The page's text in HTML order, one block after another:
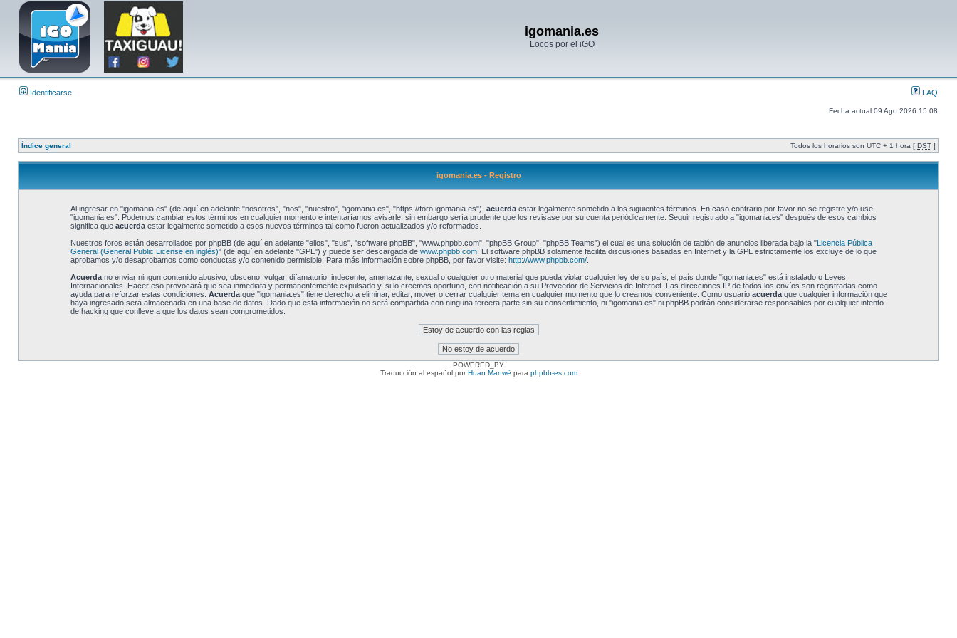
igomania.es
Locos por el iGO
Identificarse FAQ
Fecha actual 09 Ago 2026 15:08
Índice general Todos los horarios son UTC + 1 hora [ DST ]
igomania.es - Registro
Al ingresar en "igomania.es" (de aquí en adelante "nosotros", "nos", "nuestro", "igomania.es", "https://foro.igomania.es"), acuerdaestar legalmente sometido a los siguientes términos. En caso contrario por favor no se registre y/o use
"igomania.es". Podemos cambiar estos términos en cualquier momento e intentaríamos avisarle, sin embargo sería prudente que los revisase por su cuenta periódicamente. Seguir registrado a "igomania.es" después de esos cambios
significa que acuerdaestar legalmente sometido a esos nuevos términos tal como fueron actualizados y/o reformados.
Nuestros foros están desarrollados por phpBB (de aquí en adelante "ellos", "sus", "software phpBB", "www.phpbb.com", "phpBB Group", "phpBB Teams") el cual es una solución de tablón de anuncios liberada bajo la "Licencia Pública
General (General Public License en inglés)" (de aquí en adelante "GPL") y puede ser descargada de www.phpbb.com. El software phpBB solamente facilita discusiones basadas en Internet y la GPL estrictamente los excluye de lo que
aprobamos y/o desaprobamos como conductas y/o contenido permisible. Para más información sobre phpBB, por favor visite: http://www.phpbb.com/.
Acuerdano enviar ningun contenido abusivo, obsceno, vulgar, difamatorio, indecente, amenazante, sexual o cualquier otro material que pueda violar cualquier ley de su país, el país donde "igomania.es" está instalado o Leyes
Internacionales. Hacer eso provocará que sea inmediata y permanentemente expulsado y, si lo creemos oportuno, con notificación a su Proveedor de Servicios de Internet. Las direcciones IP de todos los envíos son registradas como
ayuda para reforzar estas condiciones. Acuerdaque "igomania.es" tiene derecho a eliminar, editar, mover o cerrar cualquier tema en cualquier momento que lo creamos conveniente. Como usuario acuerdaque cualquier información que
haya ingresado será almacenada en una base de datos. Dado que esta información no será compartida con ninguna tercera parte sin su consentimiento, ni "igomania.es" ni phpBB podrán considerarse responsables por cualquier intento
de hacking que conlleve a que los datos sean comprometidos.
POWERED_BY
Traducción al español porHuan Manwë para phpbb-es.com